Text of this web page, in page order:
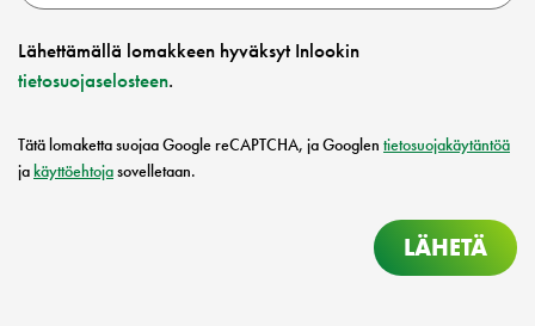
Lähettämällä lomakkeen hyväksyt Inlookin
tietosuojaselosteen.
Tätä lomaketta suojaa Google reCAPTCHA, ja Googlen tietosuojakäytäntöä
jakäyttöehtojasovelletaan.
LÄHETÄ